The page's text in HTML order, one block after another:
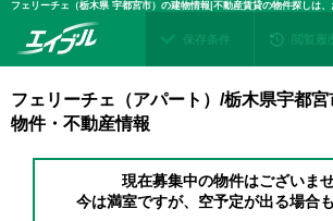
フェリーチェ（栃木県 宇都宮市）の建物情報|不動産賃貸の物件探しは
保存条件 閲覧履
フェリーチェ（アパート）/栃木県宇都
物件・不動産情報
現在募集中の物件はございませ
今は満室ですが、空予定が出る場合も